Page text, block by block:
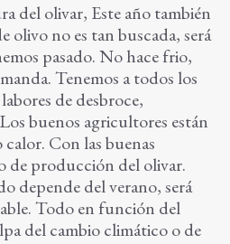
del olivar, Este año también
olivo no es tan buscada, será
pasado. No hace frio,
Tenemos a todos los
de desbroce,
buenos agricultores están
Con las buenas
de producción del olivar.
depende del verano, será
Todo en función del
del cambio climático o de